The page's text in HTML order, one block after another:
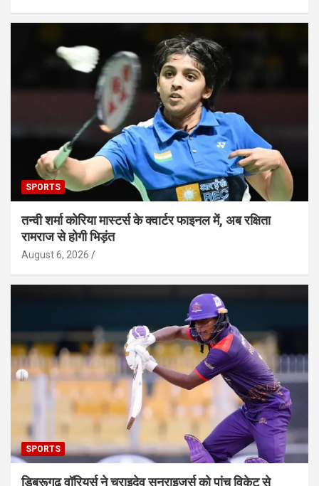
SPORTS
तन्वी शर्मा कोरिया मास्टर्स के क्वार्टर फाइनल में, अब रक्षिता
रामराज से होगी भिड़ंत
August 6, 2026
SPORTS
डिब्रूगढ़ वॉरियर्स ने चराइदेव सनराइजर्स को पांच विकेट से